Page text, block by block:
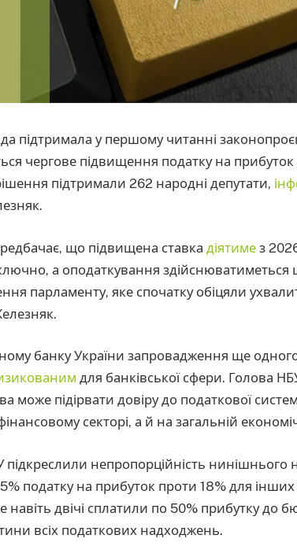
підтримала у першому читанні
чергове підвищення податку на прибуток
підтримали 262 народні депутати,
що підвищена ставка діятиме з
а оподаткування
парламенту, яке спочатку обіцяли
банку України запровадження ще
для банківської сфери. Голова
може підірвати довіру до податкової
секторі, а й на загальній
підкреслили непропорційність нинішнього
податку на прибуток проти 18% для інших
навіть двічі сплатили по 50% прибутку до
всіх податкових надходжень.